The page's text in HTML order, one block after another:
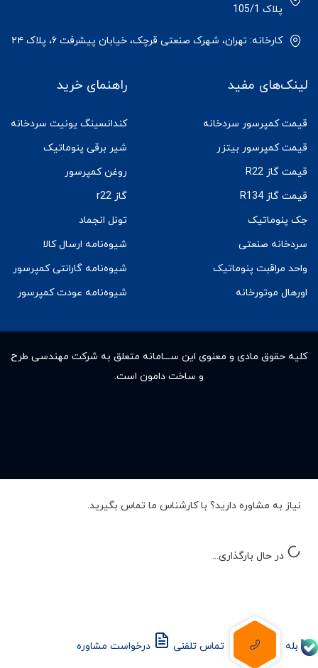
پلاک 105/1
کارخانه: تهران، شهرک صنعتی قرچک، خیابان پیشرفت ۶، پلاک ۲۴
لینک‌های مفید
قیمت کمپرسور سردخانه
قیمت کمپرسور بیتزر
قیمت گاز R22
قیمت گاز R134
جک پنوماتیک
سردخانه صنعتی
واحد مراقبت پنوماتیک
اورهال موتورخانه
راهنمای خرید
کندانسینگ یونیت سردخانه
شیر برقی پنوماتیک
روغن کمپرسور
گاز r22
تونل انجماد
شیوه‌نامه ارسال کالا
شیوه‌نامه گارانتی کمپرسور
شیوه‌نامه عودت کمپرسور
کلیه حقوق مادى و معنوى این ســـامانه متعلق به شرکت مهندسی طرح
و ساخت دامون است.
نیاز به مشاوره دارید؟ با کارشناس ما تماس بگیرید.
در حال بارگذاری...
بله تماس تلفنی درخواست مشاوره